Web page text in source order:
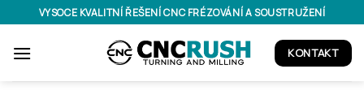
Přeskočit
na
obsah
VYSOCE KVALITNÍ ŘEŠENÍ CNC FRÉZOVÁNÍ A SOUSTRUŽENÍ
KONTAKT